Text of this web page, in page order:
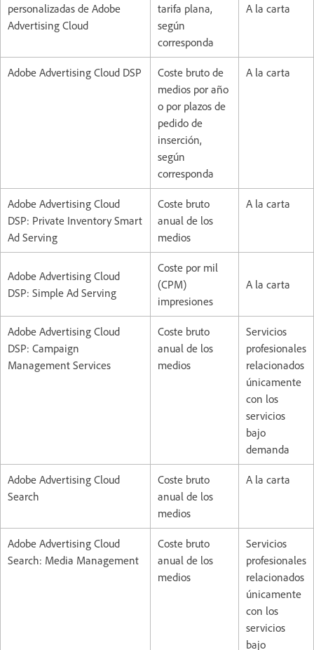
personalizadas de Adobe
Advertising Cloud
tarifa plana,
según
corresponda
A la carta
Adobe Advertising Cloud DSP
Coste bruto de
medios por año
o por plazos de
pedido de
inserción,
según
corresponda
A la carta
Adobe Advertising Cloud
DSP: Private Inventory Smart
Ad Serving
Coste bruto
anual de los
medios
A la carta
Adobe Advertising Cloud
DSP: Simple Ad Serving
Coste por mil
(CPM)
impresiones
A la carta
Adobe Advertising Cloud
DSP: Campaign
Management Services
Coste bruto
anual de los
medios
Servicios
profesionales
relacionados
únicamente
con los
servicios
bajo
demanda
Adobe Advertising Cloud
Search
Coste bruto
anual de los
medios
A la carta
Adobe Advertising Cloud
Search: Media Management
Coste bruto
anual de los
medios
Servicios
profesionales
relacionados
únicamente
con los
servicios
bajo